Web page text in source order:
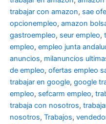
trabajar con amazon, sae
opcionempleo, amazon
gastroempleo, seur empleo,
empleo, empleo junta
anuncios, milanuncios
de empleo, ofertas empleo
trabajar en google, google
empleo, sefcarm empleo,
trabaja con nosotros,
nosotros, Trabajos,